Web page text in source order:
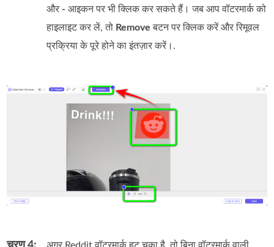
और - आइकन पर भी क्लिक कर सकते हैं। जब आप वॉटरमार्क को
हाइलाइट कर लें, तो Remove बटन पर क्लिक करें और रिमूवल
प्रक्रिया के पूरे होने का इंतज़ार करें।.